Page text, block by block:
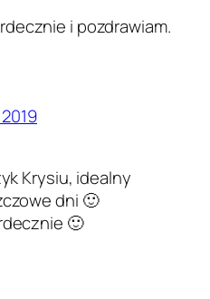
i pozdrawiam.
Krysiu, idealny
dni 🙂
🙂